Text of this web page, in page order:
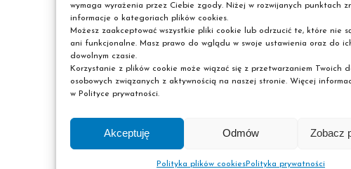
wymaga wyrażenia przez Ciebie zgody. Niżej w rozwijanych punktach
informacje o kategoriach plików cookies.
Możesz zaakceptować wszystkie pliki cookie lub odrzucić te, które nie
ani funkcjonalne. Masz prawo do wglądu w swoje ustawienia oraz do
dowolnym czasie.
Korzystanie z plików cookie może wiązać się z przetwarzaniem Twoich
osobowych związanych z aktywnością na naszej stronie. Więcej
w Polityce prywatności.
Akceptuję Odmów Zobacz
Polityka plików cookiesPolityka prywatności